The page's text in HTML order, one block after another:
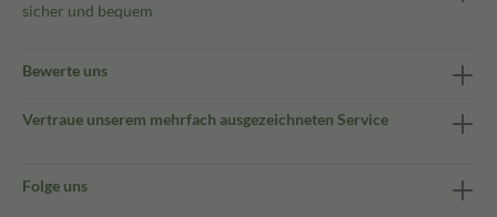
sicher und bequem
Bewerte uns
Vertraue unserem mehrfach ausgezeichneten Service
Folge uns